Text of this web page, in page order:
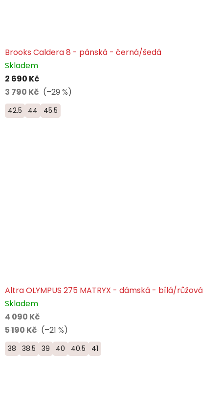
Brooks Caldera 8 - pánská - černá/šedá
Skladem
2 690 Kč
3 790 Kč (–29 %)
42.5 44 45.5
Altra OLYMPUS 275 MATRYX - dámská - bílá/růžová
Skladem
4 090 Kč
5 190 Kč (–21 %)
38 38.5 39 40 40.5 41